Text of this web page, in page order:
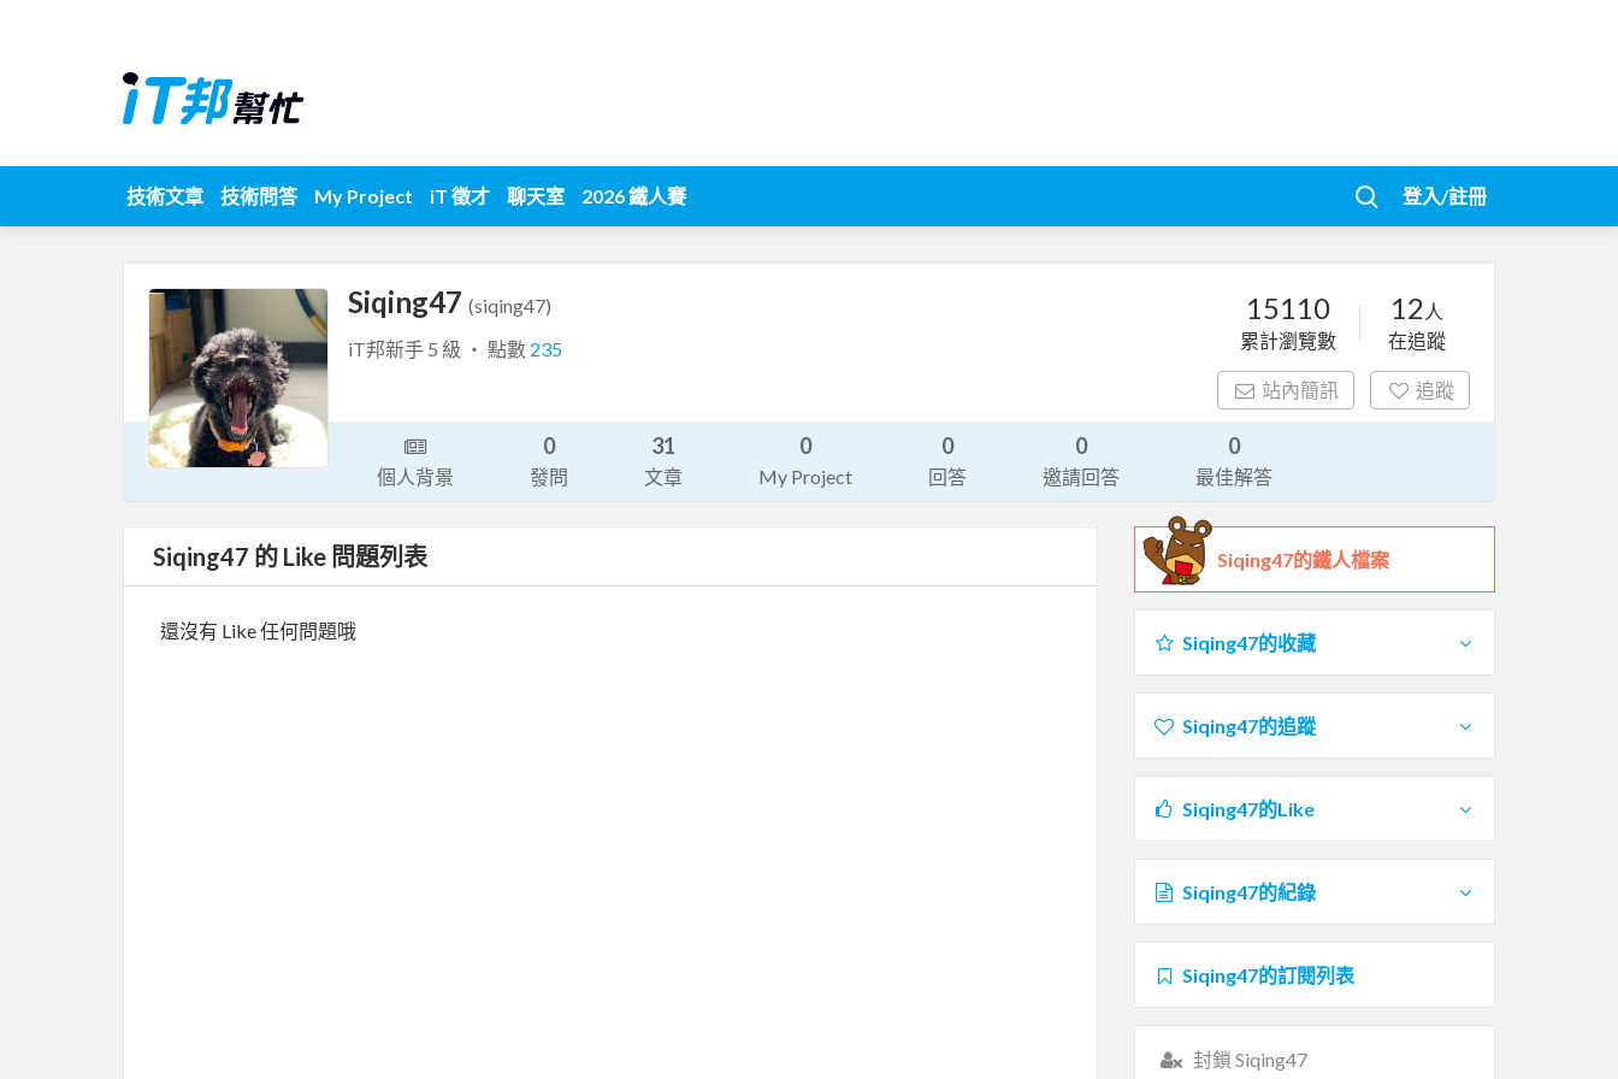
技術文章 技術問答 My Project iT 徵才 聊天室 2026 鐵人賽 登入/註冊
Siqing47 (siqing47)
iT邦新手 5 級 ‧ 點數 235
15110
累計瀏覽數
12 人
在追蹤
站內簡訊 追蹤
個人背景
0
發問
31
文章
0
My Project
0
回答
0
邀請回答
0
最佳解答
Siqing47 的 Like 問題列表
還沒有 Like 任何問題哦
Siqing47的鐵人檔案
Siqing47的收藏
Siqing47的追蹤
Siqing47的Like
Siqing47的紀錄
Siqing47的訂閱列表
封鎖 Siqing47